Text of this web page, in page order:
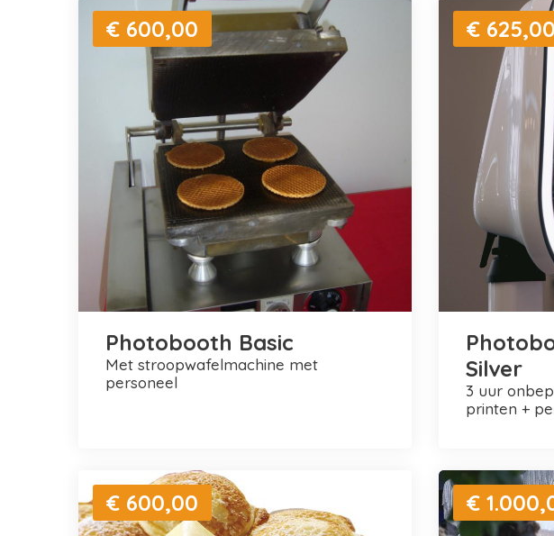
€ 600,00
Photobooth Basic
met stroopwafelmachine met
personeel
€ 625,00
Silver
3 uur onbeperkt foto's maken en
printen +
€ 600,00 €